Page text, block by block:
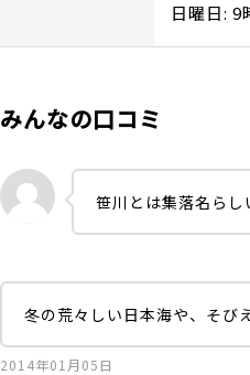
日曜日: 9
みんなの口コミ
笹川とは集落名らし
冬の荒々しい日本海や、そび
2014年01月05日